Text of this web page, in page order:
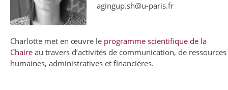
agingup.sh@u-paris.fr
Charlotte met en œuvre le programme scientifique de la
Chaire au travers d’activités de communication, de ressources
humaines, administratives et financières.